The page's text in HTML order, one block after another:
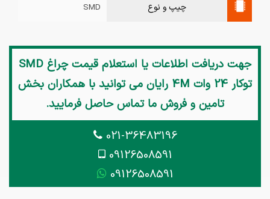
چیپ و نوع SMD
جهت دریافت اطلاعات یا استعلام قیمت
چراغ SMD
توکار 24 وات 4M رایان
می توانید با همکاران بخش
تامین و فروش ما تماس حاصل فرمایید.
021-36483196
09126508591
09126508591